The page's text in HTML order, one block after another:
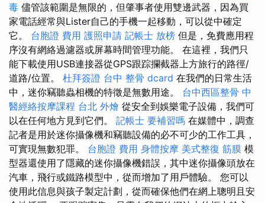
毒 儘管該範圍是無限的，但肇事者使用雙邊武器，因為買
家電話經常與Lister自己的手機一起移動，可以從中確定
它。 台胞證 費用 護照申請 記帳士 放榜 但是，免費應用程
序沒有網絡過濾器或屏幕時間管理功能。 在這裡，我們只
能下載使用USB連接器從GPS跟踪攔截器上方旅行的路徑/
道路/位置。 杜拜簽證 台中 整骨 dcard 在我們的日常生活
中，迷你竊聽蟲相機的特徵是無數用途。 台中西區整骨 中
醫經絡按摩課程 台北 外燴 從安全到娛樂電子設備，我們可
以在任何地方見到它們。 記帳士 要補習嗎 在媒體中，調查
記者是用於迷你攝像機和竊聽設備的必不可少的工作工具，
可實現無數犯罪。 台胞證 費用 身體按摩 美式整復 筋膜 模
型器還使用了隱藏的迷你攝像機錯誤，其中迷你攝像頭放在
汽車，飛行或鐵路模型中，從而增加了用戶體驗。 您可以
使用此信息與孩子製定計劃，從而確保他們在網上聰明且安